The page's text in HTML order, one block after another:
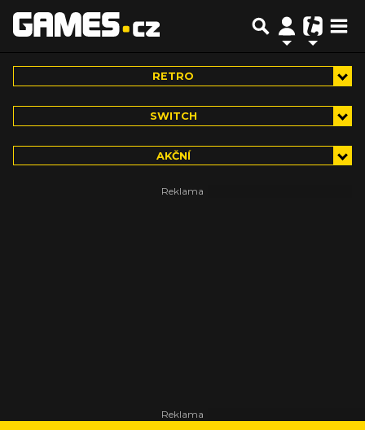
RETRO
SWITCH
AKČNÍ